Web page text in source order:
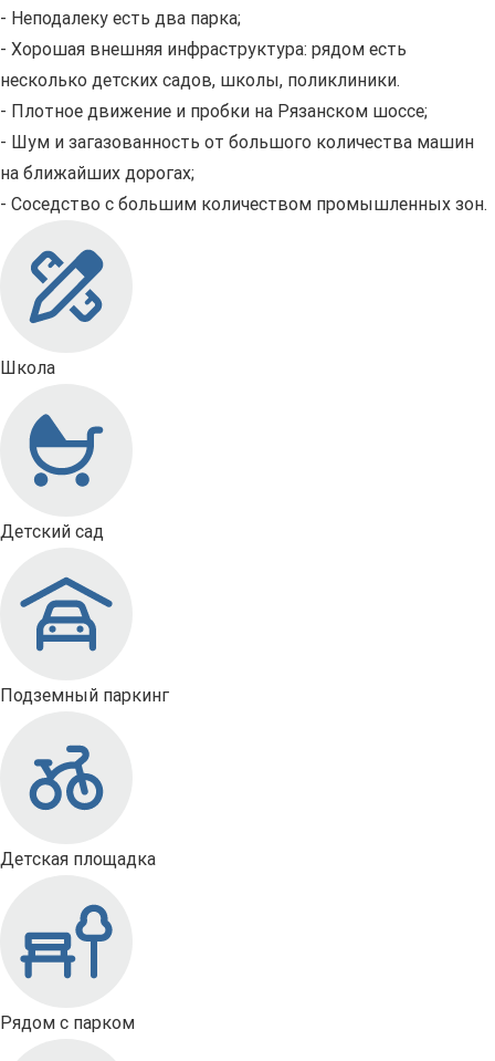
- Неподалеку есть два парка;
- Хорошая внешняя инфраструктура: рядом есть
несколько детских садов, школы, поликлиники.
- Плотное движение и пробки на Рязанском шоссе;
- Шум и загазованность от большого количества машин
на ближайших дорогах;
- Соседство с большим количеством промышленных зон.
Школа
Детский сад
Подземный паркинг
Детская площадка
Рядом с парком